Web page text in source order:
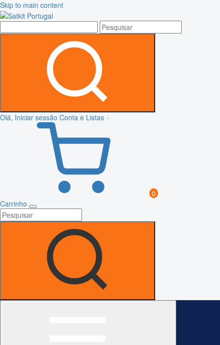
Skip to main content
Olá, Iniciar sessão Conta e Listas
0
Carrinho